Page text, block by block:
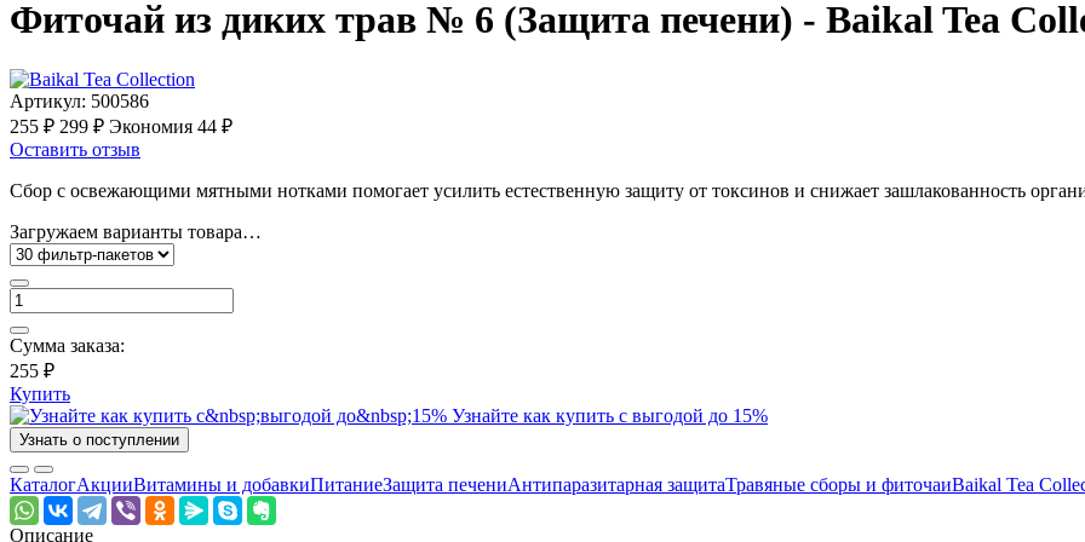
Фиточай из диких трав № 6 (Защита печени) - Baikal Tea
Артикул: 500586
255 ₽ 299 ₽ Экономия 44 ₽
Оставить отзыв
Сбор с освежающими мятными нотками помогает усилить естественную защиту от токсинов и снижает зашлакованность
Загружаем варианты товара…
Сумма заказа:
255 ₽
Купить
Узнайте как купить с выгодой до 15%
Узнать о поступлении
КаталогАкцииВитамины и добавкиПитаниеЗащита печениАнтипаразитарная защитаТравяные сборы и фиточаиBaikal Tea
Описание